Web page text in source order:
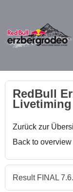
RedBull
Zurück zur
Back to overview
Result FINAL